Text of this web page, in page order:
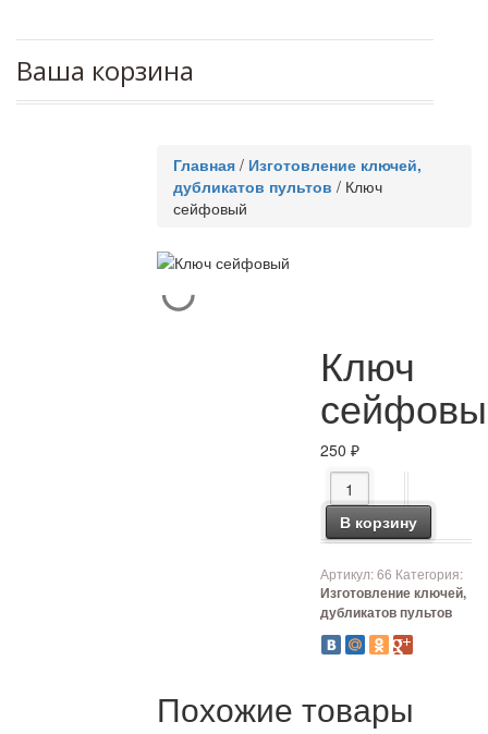
Ваша корзина
Главная / Изготовление ключей,
дубликатов пультов / Ключ
сейфовый
Ключ
250₽
Количество
В корзину
Артикул:66 Категория:
Изготовление ключей,
дубликатов пультов
Похожие товары